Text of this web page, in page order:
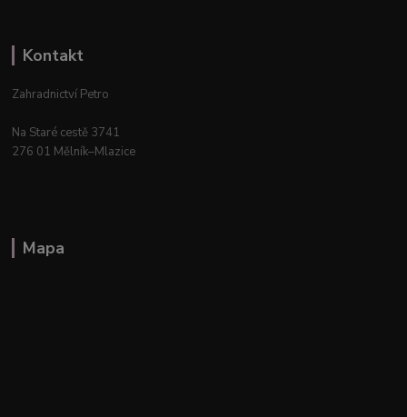
Kontakt
Zahradnictví Petro
Na Staré cestě 3741
276 01 Mělník–Mlazice
Mapa